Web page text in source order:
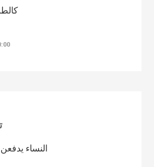
النساء يدفعن